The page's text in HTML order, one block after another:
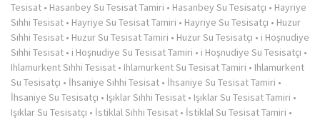
Tesisat • Hasanbey Su Tesisat Tamiri • Hasanbey Su Tesisatçı • Hayriye
Sıhhi Tesisat • Hayriye Su Tesisat Tamiri • Hayriye Su Tesisatçı • Huzur
Sıhhi Tesisat • Huzur Su Tesisat Tamiri • Huzur Su Tesisatçı • i Hoşnudiye
Sıhhi Tesisat • i Hoşnudiye Su Tesisat Tamiri • i Hoşnudiye Su Tesisatçı •
Ihlamurkent Sıhhi Tesisat • Ihlamurkent Su Tesisat Tamiri • Ihlamurkent
Su Tesisatçı • İhsaniye Sıhhi Tesisat • İhsaniye Su Tesisat Tamiri •
İhsaniye Su Tesisatçı • Işıklar Sıhhi Tesisat • Işıklar Su Tesisat Tamiri •
Işıklar Su Tesisatçı • İstiklal Sıhhi Tesisat • İstiklal Su Tesisat Tamiri •